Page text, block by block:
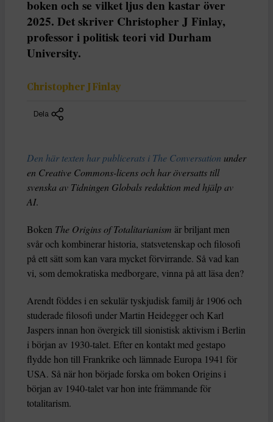
boken och se vilket ljus den kastar över
2025. Det skriver Christopher J Finlay,
professor i politisk teori vid Durham
University.
Christopher J Finlay
Dela
Den här texten har publicerats i The Conversation under
en Creative Commons-licens och har översatts till
svenska av Tidningen Globals redaktion med hjälp av
AI.
Boken The Origins of Totalitarianism är briljant men
svår och kombinerar historia, statsvetenskap och filosofi
på ett sätt som kan vara mycket förvirrande. Så vad kan
vi, som demokratiska medborgare, vinna på att läsa den?
Arendt föddes i en sekulär tyskjudisk familj år 1906 och
studerade filosofi under Martin Heidegger och Karl
Jaspers innan hon övergick till sionistisk aktivism i Berlin
i början av 1930-talet. Efter en kontakt med gestapo
flydde hon till Frankrike och lämnade Europa 1941 för
USA. Så när hon började forska om boken Origins i
början av 1940-talet var hon inte främmande för
totalitarism.